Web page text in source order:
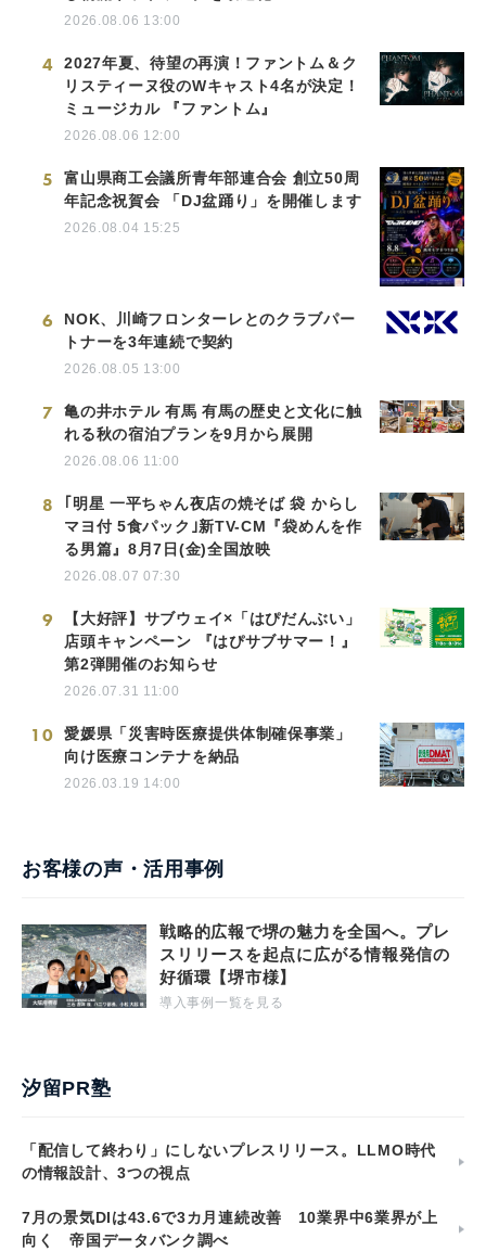
2026.08.06 13:00
4
2027年夏、待望の再演！ファントム＆ク
リスティーヌ役のWキャスト4名が決定！
ミュージカル 『ファントム』
2026.08.06 12:00
5
富山県商工会議所青年部連合会 創立50周
年記念祝賀会 「DJ盆踊り」を開催します
2026.08.04 15:25
6
NOK、川崎フロンターレとのクラブパー
トナーを3年連続で契約
2026.08.05 13:00
7
亀の井ホテル 有馬 有馬の歴史と文化に触
れる秋の宿泊プランを9月から展開
2026.08.06 11:00
8
｢明星 一平ちゃん夜店の焼そば 袋 からし
マヨ付 5食パック｣新TV-CM『袋めんを作
る男篇』8月7日(金)全国放映
2026.08.07 07:30
9
【大好評】サブウェイ×「はぴだんぶい」
店頭キャンペーン 『はぴサブサマー！』
第2弾開催のお知らせ
2026.07.31 11:00
10
愛媛県「災害時医療提供体制確保事業」
向け医療コンテナを納品
2026.03.19 14:00
お客様の声・活用事例
戦略的広報で堺の魅力を全国へ。プレ
スリリースを起点に広がる情報発信の
好循環【堺市様】
導入事例一覧を見る
汐留PR塾
「配信して終わり」にしないプレスリリース。LLMO時代
の情報設計、3つの視点
7月の景気DIは43.6で3カ月連続改善 10業界中6業界が上
向く 帝国データバンク調べ